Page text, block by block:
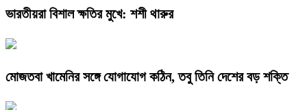
ভারতীয়রা বিশাল ক্ষতির মুখে: শশী থারুর
মোজতবা খামেনির সঙ্গে যোগাযোগ কঠিন, তবু তিনি দেশের বড় শক্তি